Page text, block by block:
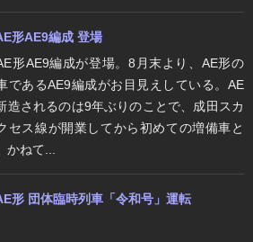
形AE9編成 登場
形AE9編成が登場。8月末より、AE形の
であるAE9編成がお目見えしている。AE
造されるのは9年ぶりのことで、成田スカ
セス線が開業してから初めての増備車と
かねて...
形 団体臨時列車「令和号」運転